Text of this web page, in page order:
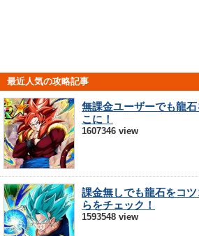
最近人気の攻略記事
無課金ユーザーでも龍
こに！
1607346 view
課金無しでも龍石をコ
らをチェック！
1593548 view